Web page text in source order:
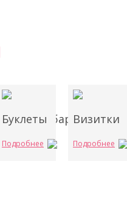
(кубарики)
Буклеты
Подробнее
Визитки
Подробнее